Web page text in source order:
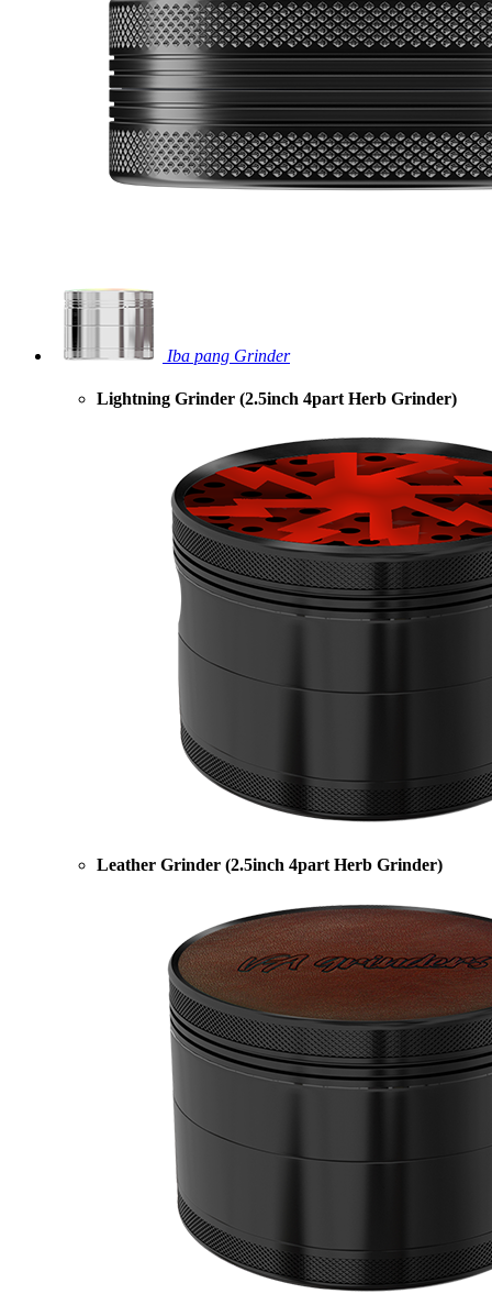
Iba pang Grinder
Lightning Grinder (2.5inch 4part Herb Grinder)
Leather Grinder (2.5inch 4part Herb Grinder)